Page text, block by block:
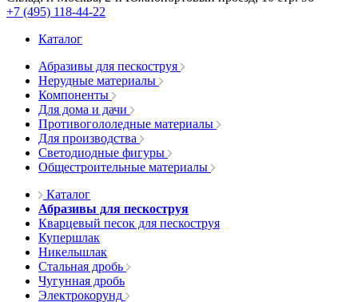
+7 (495) 118-44-22
Каталог
Абразивы для пескоструя
Нерудные материалы
Компоненты
Для дома и дачи
Противогололедные материалы
Для производства
Светодиодные фигуры
Общестроительные материалы
Каталог
Абразивы для пескоструя
Кварцевый песок для пескоструя
Купершлак
Никельшлак
Стальная дробь
Чугунная дробь
Электрокорунд